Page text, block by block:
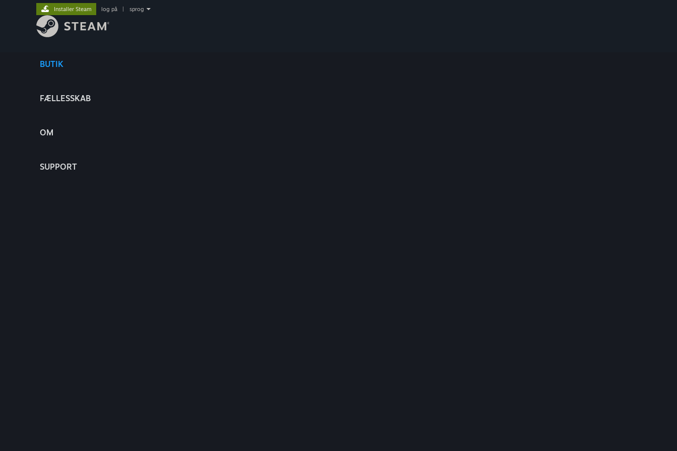
BUTIK
FÆLLESSKAB
OM
SUPPORT
Installer Steam log på sprog